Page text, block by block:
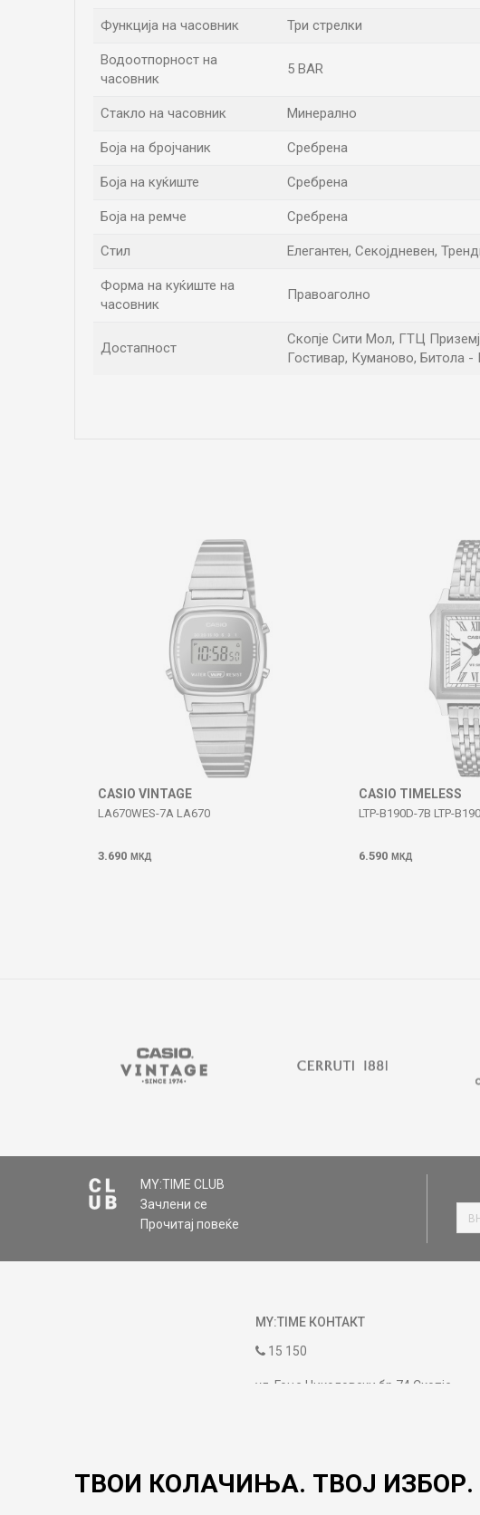
Функција на часовник Три стрелки
Водоотпорност на
часовник
5 BAR
Стакло на часовник Минерално
Боја на бројчаник Сребрена
Боја на куќиште Сребрена
Боја на ремче Сребрена
Стил Елегантен, Секојдневен,
Форма на куќиште на
часовник
Правоаголно
Достапност
Скопје Сити Мол, ГТЦ
Гостивар, Куманово, Битола
CASIO VINTAGE
LA670WES-7A LA670
3.690 МКД
CASIO TIMELESS
LTP-B190D-7B LTP-B190
6.590 МКД
MY:TIME CLUB
Зачлени се
Прочитај повеќе
MY:TIME КОНТАКТ
15 150
ул. Гоце Николовски бр.74 Скопје
09:00 до 17:00
ТВОИ КОЛАЧИЊА. ТВОЈ ИЗБОР.